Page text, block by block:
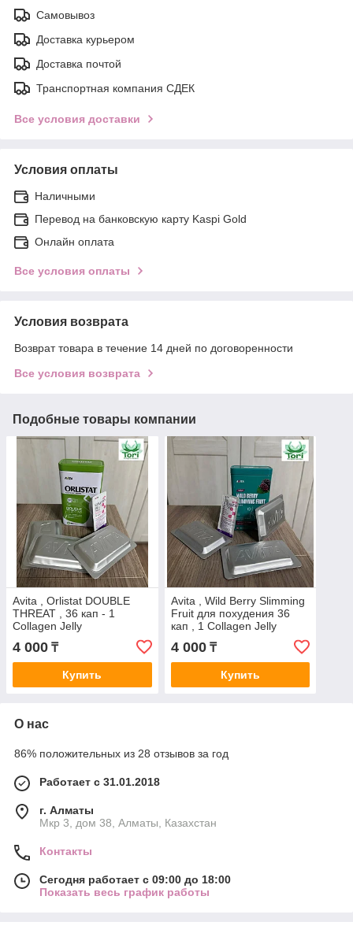
Самовывоз
Доставка курьером
Доставка почтой
Транспортная компания СДЕК
Все условия доставки
Условия оплаты
Наличными
Перевод на банковскую карту Kaspi Gold
Онлайн оплата
Все условия оплаты
Условия возврата
Возврат товара в течение 14 дней по договоренности
Все условия возврата
Подобные товары компании
Avita , Orlistat DOUBLE
THREAT , 36 кап - 1
Collagen Jelly
4 000 ₸
Купить
Avita , Wild Berry Slimming
Fruit для похудения 36
кап , 1 Collagen Jelly
4 000₸
Купить
О нас
86% положительных из 28 отзывов за год
Работает с 31.01.2018
г. Алматы
Мкр 3, дом 38, Алматы, Казахстан
Контакты
Сегодня работает с 09:00 до 18:00
Показать весь график работы